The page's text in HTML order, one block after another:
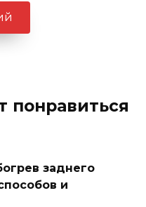
понравиться
заднего
и